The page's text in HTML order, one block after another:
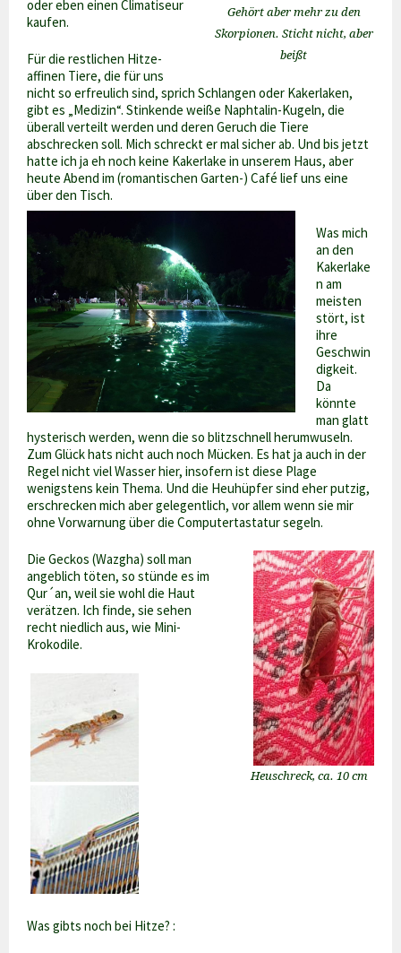
Gehört aber mehr zu den
Skorpionen. Sticht nicht, aber
beißt
oder eben einen Climatiseur
kaufen.
Für die restlichen Hitze-
affinen Tiere, die für uns
nicht so erfreulich sind, sprich Schlangen oder Kakerlaken,
gibt es „Medizin“. Stinkende weiße Naphtalin-Kugeln, die
überall verteilt werden und deren Geruch die Tiere
abschrecken soll. Mich schreckt er mal sicher ab. Und bis jetzt
hatte ich ja eh noch keine Kakerlake in unserem Haus, aber
heute Abend im (romantischen Garten-) Café lief uns eine
über den Tisch.
Was mich
an den
Kakerlake
n am
meisten
stört, ist
ihre
Geschwin
digkeit.
Da
könnte
man glatt
hysterisch werden, wenn die so blitzschnell herumwuseln.
Zum Glück hats nicht auch noch Mücken. Es hat ja auch in der
Regel nicht viel Wasser hier, insofern ist diese Plage
wenigstens kein Thema. Und die Heuhüpfer sind eher putzig,
erschrecken mich aber gelegentlich, vor allem wenn sie mir
ohne Vorwarnung über die Computertastatur segeln.
Heuschreck, ca. 10 cm
Die Geckos (Wazgha) soll man
angeblich töten, so stünde es im
Qur´an, weil sie wohl die Haut
verätzen. Ich finde, sie sehen
recht niedlich aus, wie Mini-
Krokodile.
Was gibts noch bei Hitze? :